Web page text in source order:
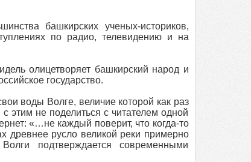
башкирских ученых-историков,
по радио, телевидению и на
олицетворяет башкирский народ и
государство.
воды Волге, величие которой как раз
этим не поделиться с читателем одной
«…не каждый поверит, что когда-то
древнее русло великой реки примерно
подтверждается современными